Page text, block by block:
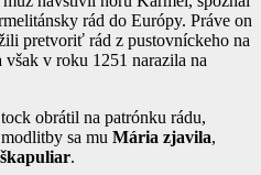
rád do Európy. Práve on
pretvoriť rád z pustovníckeho na
v roku 1251 narazila na
obrátil na patrónku rádu,
sa mu Mária zjavila,
.